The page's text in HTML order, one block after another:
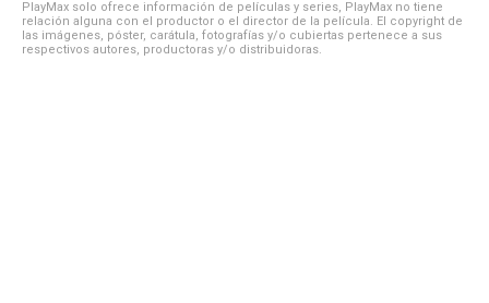
PlayMax solo ofrece información de películas y series, PlayMax no tiene
relación alguna con el productor o el director de la película. El copyright de
las imágenes, póster, carátula, fotografías y/o cubiertas pertenece a sus
respectivos autores, productoras y/o distribuidoras.